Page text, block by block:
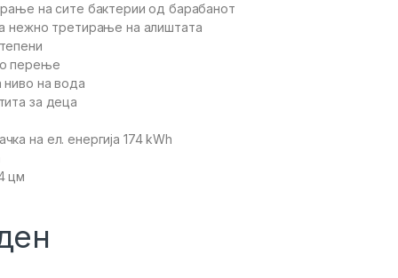
на сите бактерии од барабанот
нежно третирање на алиштата
перење
ниво на вода
за деца
на ел. енергија 174 kWh
цм